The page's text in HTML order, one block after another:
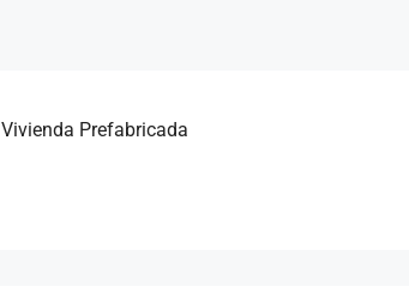
Vivienda Prefabricada